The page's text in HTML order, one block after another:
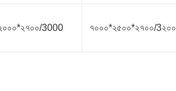
3000 ৭০০০*২৫০০*২৭০০/3২০০